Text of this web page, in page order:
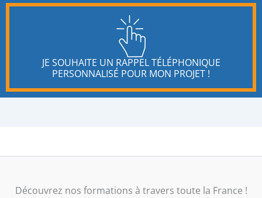
JE SOUHAITE UN RAPPEL TÉLÉPHONIQUE
PERSONNALISÉ POUR MON PROJET !
Découvrez nos formations à travers toute la France !